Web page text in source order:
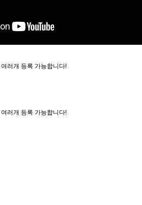
러개 등록 가능합니다!
러개 등록 가능합니다!